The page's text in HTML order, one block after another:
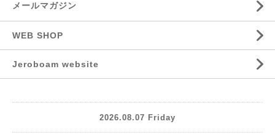
メールマガジン
WEB SHOP
Jeroboam website
2026.08.07 Friday